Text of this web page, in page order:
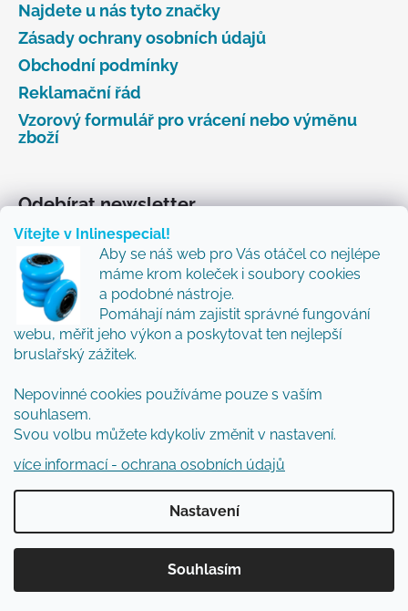
Vítejte v Inlinespecial!
Aby se náš web pro Vás otáčel co nejlépe
máme krom koleček i soubory cookies
a podobné nástroje.
Pomáhají nám zajistit správné fungování
webu, měřit jeho výkon a poskytovat ten nejlepší
bruslařský zážitek.
Nepovinné cookies používáme pouze s vaším
souhlasem.
Svou volbu můžete kdykoliv změnit v nastavení.
více informací - ochrana osobních údajů
Nastavení
Souhlasím
Najdete u nás tyto značky
Zásady ochrany osobních údajů
Obchodní podmínky
Reklamační řád
Vzorový formulář pro vrácení nebo výměnu
zboží
Odebírat newsletter
Vložte svůj e-mail a my vám budeme zasílat informace
o nových produktech na našem e-shopu.
Přidejte se k nám a my Vám budeme zasílat ty nejlepší
novinky a tipy.
E-mail
Vložením e-mailu souhlasíte spodmínkami
ochrany osobních údajů
PŘIHLÁSIT SE
Vytvořil Shoptet
Inlinespecial
vyhrazena.Upravit nastavení cookies